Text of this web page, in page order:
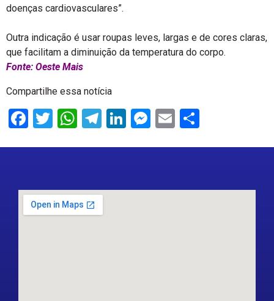
doenças cardiovasculares”.
Outra indicação é usar roupas leves, largas e de cores claras,
que facilitam a diminuição da temperatura do corpo.
Fonte: Oeste Mais
Compartilhe essa notícia
Facebook
Twitter
WhatsApp
Telegram
LinkedIn
Messenger
Email